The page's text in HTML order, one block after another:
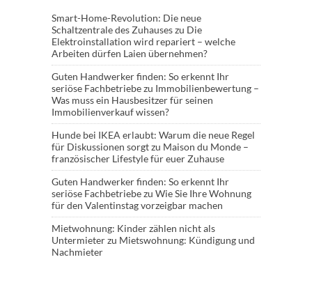
Smart-Home-Revolution: Die neue
Schaltzentrale des Zuhauseszu Die
Elektroinstallation wird repariert – welche
Arbeiten dürfen Laien übernehmen?
Guten Handwerker finden: So erkennt Ihr
seriöse Fachbetriebezu Immobilienbewertung –
Was muss ein Hausbesitzer für seinen
Immobilienverkauf wissen?
Hunde bei IKEA erlaubt: Warum die neue Regel
für Diskussionen sorgtzu Maison du Monde –
französischer Lifestyle für euer Zuhause
Guten Handwerker finden: So erkennt Ihr
seriöse Fachbetriebezu Wie Sie Ihre Wohnung
für den Valentinstag vorzeigbar machen
Mietwohnung: Kinder zählen nicht als
Untermieterzu Mietswohnung: Kündigung und
Nachmieter